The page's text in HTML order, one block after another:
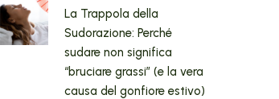
La Trappola della
Sudorazione: Perché
sudare non significa
“bruciare grassi” (e la vera
causa del gonfiore estivo)